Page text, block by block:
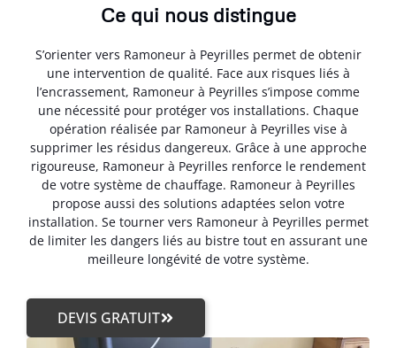
Ce qui nous distingue
S’orienter vers Ramoneur à Peyrilles permet de obtenir
une intervention de qualité. Face aux risques liés à
l’encrassement, Ramoneur à Peyrilles s’impose comme
une nécessité pour protéger vos installations. Chaque
opération réalisée par Ramoneur à Peyrilles vise à
supprimer les résidus dangereux. Grâce à une approche
rigoureuse, Ramoneur à Peyrilles renforce le rendement
de votre système de chauffage. Ramoneur à Peyrilles
propose aussi des solutions adaptées selon votre
installation. Se tourner vers Ramoneur à Peyrilles permet
de limiter les dangers liés au bistre tout en assurant une
meilleure longévité de votre système.
DEVIS GRATUIT